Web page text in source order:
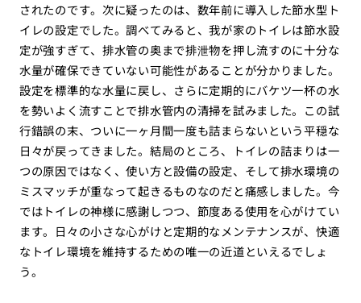
されたのです。次に疑ったのは、数年前に導入した節水型ト
イレの設定でした。調べてみると、我が家のトイレは節水設
定が強すぎて、排水管の奥まで排泄物を押し流すのに十分な
水量が確保できていない可能性があることが分かりました。
設定を標準的な水量に戻し、さらに定期的にバケツ一杯の水
を勢いよく流すことで排水管内の清掃を試みました。この試
行錯誤の末、ついに一ヶ月間一度も詰まらないという平穏な
日々が戻ってきました。結局のところ、トイレの詰まりは一
つの原因ではなく、使い方と設備の設定、そして排水環境の
ミスマッチが重なって起きるものなのだと痛感しました。今
ではトイレの神様に感謝しつつ、節度ある使用を心がけてい
ます。日々の小さな心がけと定期的なメンテナンスが、快適
なトイレ環境を維持するための唯一の近道といえるでしょ
う。